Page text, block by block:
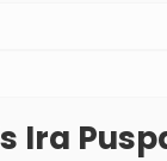
Ira